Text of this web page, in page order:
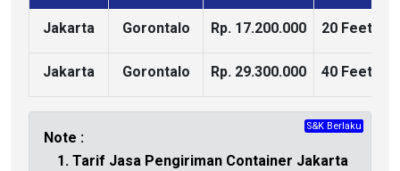
Jakarta Gorontalo Rp. 17.200.000 20 Feet
Jakarta Gorontalo Rp. 29.300.000 40 Feet
Note :
Tarif Jasa Pengiriman Container Jakarta
CHAT
S&K Berlaku